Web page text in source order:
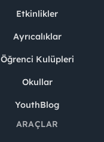
Etkinlikler
Ayrıcalıklar
Öğrenci Kulüpleri
Okullar
YouthBlog
ARAÇLAR